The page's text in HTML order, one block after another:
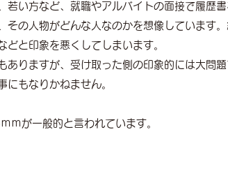
い方など、就職やアルバイトの面接で履歴書
その人物がどんな人なのかを想像しています
と印象を悪くしてしまいます。
りますが、受け取った側の印象的には大問題
にもなりかねません。
が一般的と言われています。